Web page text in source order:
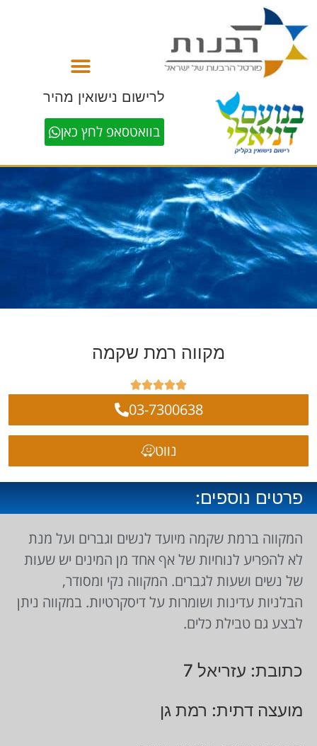
לרישום נישואין מהיר
בוואטסאפ לחץ כאן
מקווה רמת שקמה





03-7300638
נווט
פרטים נוספים:
המקווה ברמת שקמה מיועד לנשים וגברים ועל מנת
לא להפריע לנוחיות של אף אחד מן המינים יש שעות
של נשים ושעות לגברים. המקווה נקי ומסודר,
הבלניות עדינות ושומרות על דיסקרטיות. במקווה ניתן
לבצע גם טבילת כלים.
כתובת: עזריאל 7
מועצה דתית: רמת גן